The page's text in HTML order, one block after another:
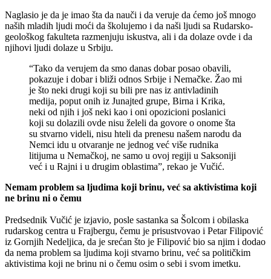
Naglasio je da je imao šta da nauči i da veruje da ćemo još mnogo
naših mladih ljudi moći da školujemo i da naši ljudi sa Rudarsko-
geološkog fakulteta razmenjuju iskustva, ali i da dolaze ovde i da
njihovi ljudi dolaze u Srbiju.
“Tako da verujem da smo danas dobar posao obavili,
pokazuje i dobar i bliži odnos Srbije i Nemačke. Žao mi
je što neki drugi koji su bili pre nas iz antivladinih
medija, poput onih iz Junajted grupe, Birna i Krika,
neki od njih i još neki kao i oni opozicioni poslanici
koji su dolazili ovde nisu želeli da govore o onome šta
su stvarno videli, nisu hteli da prenesu našem narodu da
Nemci idu u otvaranje ne jednog već više rudnika
litijuma u Nemačkoj, ne samo u ovoj regiji u Saksoniji
već i u Rajni i u drugim oblastima”, rekao je Vučić.
Nemam problem sa ljudima koji brinu, već sa aktivistima koji
ne brinu ni o čemu
Predsednik Vučić je izjavio, posle sastanka sa Šolcom i obilaska
rudarskog centra u Frajbergu, čemu je prisustvovao i Petar Filipović
iz Gornjih Nedeljica, da je srećan što je Filipović bio sa njim i dodao
da nema problem sa ljudima koji stvarno brinu, već sa političkim
aktivistima koji ne brinu ni o čemu osim o sebi i svom imetku.